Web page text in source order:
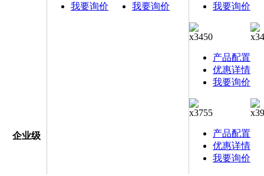
我要询价
我要询价
我要询价
x3450
产品配置
优惠详情
我要询价
企业级
x3755
产品配置
优惠详情
我要询价